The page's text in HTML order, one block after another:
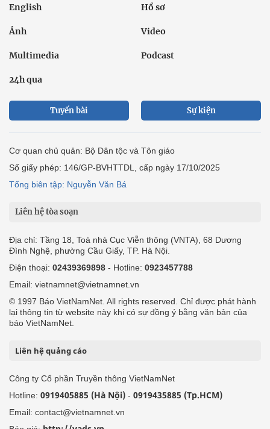
English Hồ sơ
Ảnh Video
Multimedia Podcast
24h qua
Tuyến bài Sự kiện
Cơ quan chủ quản: Bộ Dân tộc và Tôn giáo
Số giấy phép: 146/GP-BVHTTDL, cấp ngày 17/10/2025
Tổng biên tập: Nguyễn Văn Bá
Liên hệ tòa soạn
Địa chỉ: Tầng 18, Toà nhà Cục Viễn thông (VNTA), 68 Dương
Đình Nghệ, phường Cầu Giấy, TP. Hà Nội.
Điện thoại: 02439369898 - Hotline: 0923457788
Email: vietnamnet@vietnamnet.vn
© 1997 Báo VietNamNet. All rights reserved. Chỉ được phát hành
lại thông tin từ website này khi có sự đồng ý bằng văn bản của
báo VietNamNet.
Liên hệ quảng cáo
Công ty Cổ phần Truyền thông VietNamNet
Hotline: 0919405885 (Hà Nội) - 0919435885 (Tp.HCM)
Email: contact@vietnamnet.vn